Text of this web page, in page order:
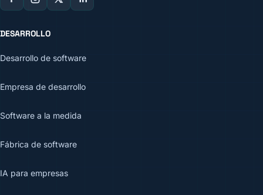
DESARROLLO
Desarrollo de software
Empresa de desarrollo
Software a la medida
Fábrica de software
IA para empresas